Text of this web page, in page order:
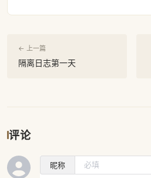
← 上一篇
隔离日志第一天
评论
昵称